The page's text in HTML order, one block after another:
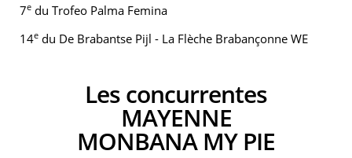
7e du Trofeo Palma Femina
14e du De Brabantse Pijl - La Flèche Brabançonne WE
Les concurrentes
MAYENNE
MONBANA MY PIE